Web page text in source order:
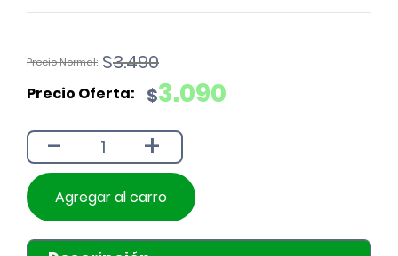
$3.490
El
original
$3.490.
$3.090
El
actual
$3.090.
- +
Agregar al carro